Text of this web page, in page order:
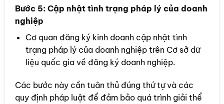
Bước 5: Cập nhật tình trạng pháp lý của doanh
nghiệp
Cơ quan đăng ký kinh doanh cập nhật tình
trạng pháp lý của doanh nghiệp trên Cơ sở dữ
liệu quốc gia về đăng ký doanh nghiệp.
Các bước này cần tuân thủ đúng thứ tự và các
quy định pháp luật để đảm bảo quá trình giải thể